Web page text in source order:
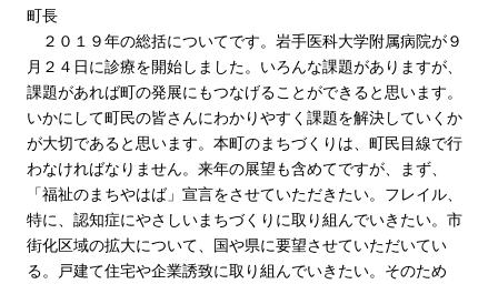
町長
２０１９年の総括についてです。岩手医科大学附属病院が９
月２４日に診療を開始しました。いろんな課題がありますが、
課題があれば町の発展にもつなげることができると思います。
いかにして町民の皆さんにわかりやすく課題を解決していくか
が大切であると思います。本町のまちづくりは、町民目線で行
わなければなりません。来年の展望も含めてですが、まず、
「福祉のまちやはば」宣言をさせていただきたい。フレイル、
特に、認知症にやさしいまちづくりに取り組んでいきたい。市
街化区域の拡大について、国や県に要望させていただいてい
る。戸建て住宅や企業誘致に取り組んでいきたい。そのため